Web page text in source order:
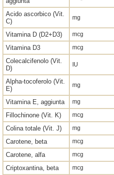
Acido ascorbico (Vit.
C)
mg
Vitamina D (D2+D3) mcg
Vitamina D3 mcg
Colecalcifenolo (Vit.
D)
IU
Alpha-tocoferolo (Vit.
E)
mg
Vitamina E, aggiunta mg
Fillochinone (Vit. K) mcg
Colina totale (Vit. J) mg
Carotene, beta mcg
Carotene, alfa mcg
Criptoxantina, beta mcg